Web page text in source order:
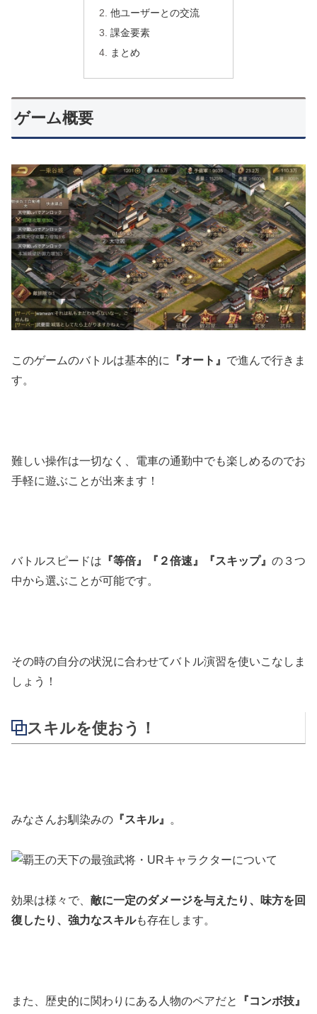
他ユーザーとの交流
課金要素
まとめ
ゲーム概要
このゲームのバトルは基本的に 『オート』 で進んで行きま
す。
難しい操作は一切なく、電車の通勤中でも楽しめるのでお
手軽に遊ぶことが出来ます！
バトルスピードは 『等倍』『２倍速』『スキップ』 の３つ
中から選ぶことが可能です。
その時の自分の状況に合わせてバトル演習を使いこなしま
しょう！
スキルを使おう！
みなさんお馴染みの 『スキル』 。
効果は様々で、 敵に一定のダメージを与えたり、味方を回
復したり、強力なスキルも存在します。
また、歴史的に関わりにある人物のペアだと 『コンボ技』